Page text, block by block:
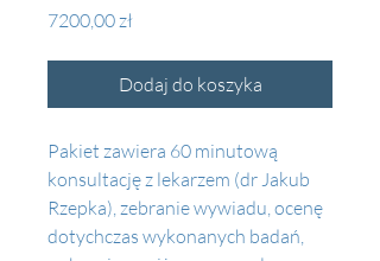
7200,00 złCena
Dodaj do koszyka
Pakiet zawiera 60 minutową
konsultację z lekarzem (dr Jakub
Rzepka), zebranie wywiadu, ocenę
dotychczas wykonanych badań,